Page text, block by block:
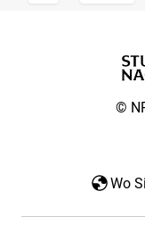
©
Wo